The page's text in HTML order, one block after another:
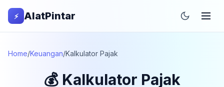
⚡ AlatPintar
Home/Keuangan/Kalkulator Pajak
💰 Kalkulator Pajak